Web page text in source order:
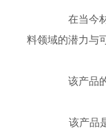
在当今材
料领域的潜力与
该产品的
该产品是